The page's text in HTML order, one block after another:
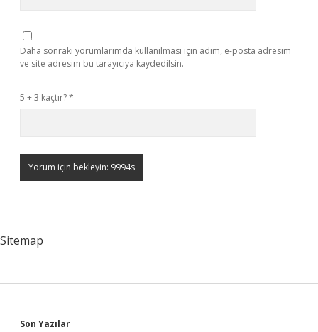
Daha sonraki yorumlarımda kullanılması için adım, e-posta adresim
ve site adresim bu tarayıcıya kaydedilsin.
5 + 3 kaçtır?*
Sitemap
Son Yazılar